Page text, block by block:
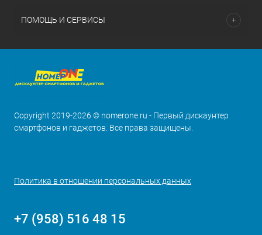
ПОМОЩЬ И СЕРВИСЫ
Copyright 2019-2026 © nomerone.ru - Первый дискаунтер
смартфонов и гаджетов. Все права защищены.
Политика в отношении персональных данных
+7 (958) 516 48 15